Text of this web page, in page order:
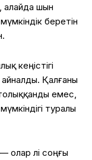
алайда шын
беретін
кеңістігі
Қалғаны
емес,
туралы
олар әлі соңғы